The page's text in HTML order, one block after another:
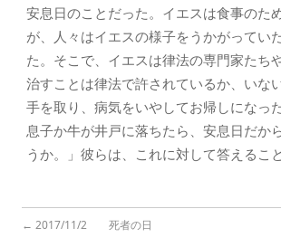
安息日のことだった。イエスは食事のた
が、人々はイエスの様子をうかがってい
た。そこで、イエスは律法の専門家たち
治すことは律法で許されているか、いな
手を取り、病気をいやしてお帰しになっ
息子か牛が井戸に落ちたら、安息日だか
うか。」彼らは、これに対して答えるこ
← 2017/11/2 死者の日